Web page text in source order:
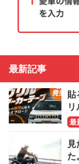
最新記事
貼
最
た。